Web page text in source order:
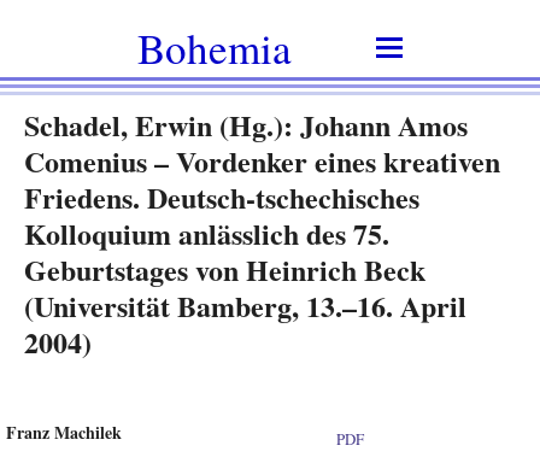
Bohemia
Schadel, Erwin (Hg.): Johann Amos
Comenius – Vordenker eines kreativen
Friedens. Deutsch-tschechisches
Kolloquium anlässlich des 75.
Geburtstages von Heinrich Beck
(Universität Bamberg, 13.–16. April
2004)
Franz Machilek PDF